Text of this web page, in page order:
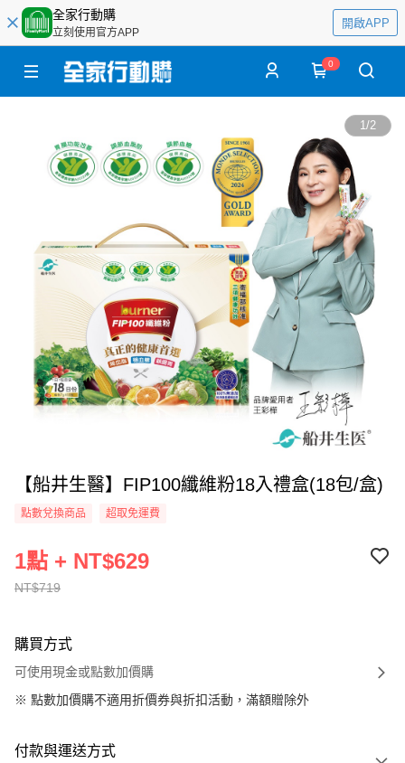
全家行動購
立刻使用官方APP
開啟APP
0
1/2
【船井生醫】FIP100纖維粉18入禮盒(18包/盒)
點數兌換商品 超取免運費
NT$719
1點 + NT$629
購買方式
可使用現金或點數加價購
※ 點數加價購不適用折價券與折扣活動，滿額贈除外
付款與運送方式